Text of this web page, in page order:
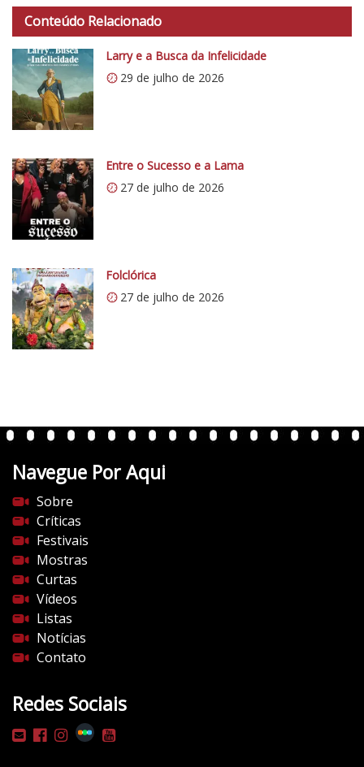
C
í
t
i
o
5
1
t
p
s
:
/
/
0
.
w
p
.
c
o
m
/
v
n
e
s
d
o
c
i
n
e
m
a
c
o
m
Conteúdo Relacionado
Larry e a Busca da Infelicidade
29 de julho de 2026
Entre o Sucesso e a Lama
27 de julho de 2026
Folclórica
27 de julho de 2026
Navegue Por Aqui
Sobre
Críticas
Festivais
Mostras
Curtas
Vídeos
Listas
Notícias
Contato
Redes Sociais